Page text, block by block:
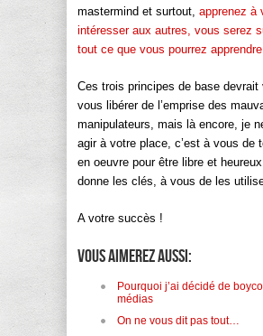
mastermind et surtout, apprenez à
intéresser aux autres, vous serez
tout ce que vous pourrez
Ces trois principes de base devrait
vous libérer de l’emprise des
manipulateurs, mais là encore, je
agir à votre place, c’est à vous de
en oeuvre pour être libre et
donne les clés, à vous de les
A votre succès !
Vous aimerez aussi:
Pourquoi j’ai décidé de
médias
On ne vous dit pas tout…